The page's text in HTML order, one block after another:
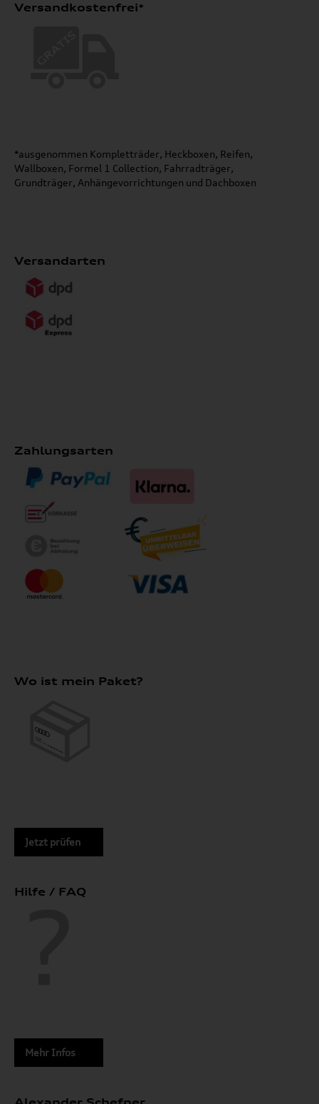
Versandkostenfrei*
*ausgenommen Kompletträder, Heckboxen, Reifen,
Wallboxen, Formel 1 Collection, Fahrradträger,
Grundträger, Anhängevorrichtungen und Dachboxen
Versandarten
Zahlungsarten
Wo ist mein Paket?
Jetzt prüfen
Hilfe / FAQ
Mehr Infos